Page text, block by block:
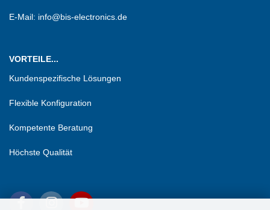
E-Mail: info@bis-electronics.de
VORTEILE...
Kundenspezifische Lösungen
Flexible Konfiguration
Kompetente Beratung
Höchste Qualität